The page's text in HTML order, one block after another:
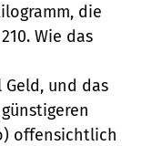
die
Wie das
und das
offensichtlich